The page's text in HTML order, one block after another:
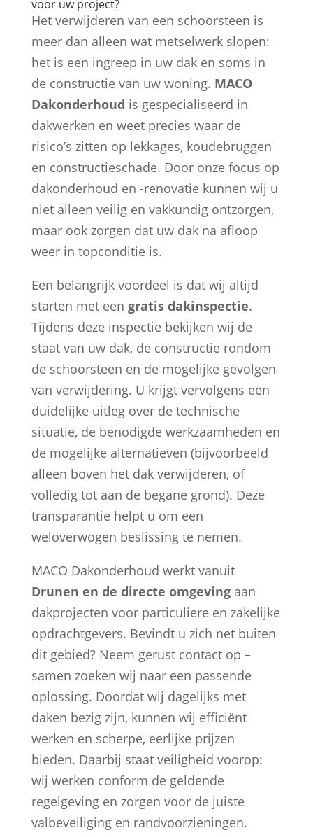
voor uw project?
Het verwijderen van een schoorsteen is
meer dan alleen wat metselwerk slopen:
het is een ingreep in uw dak en soms in
de constructie van uw woning. MACO
Dakonderhoud is gespecialiseerd in
dakwerken en weet precies waar de
risico’s zitten op lekkages, koudebruggen
en constructieschade. Door onze focus op
dakonderhoud en -renovatie kunnen wij u
niet alleen veilig en vakkundig ontzorgen,
maar ook zorgen dat uw dak na afloop
weer in topconditie is.
Een belangrijk voordeel is dat wij altijd
starten met een gratis dakinspectie.
Tijdens deze inspectie bekijken wij de
staat van uw dak, de constructie rondom
de schoorsteen en de mogelijke gevolgen
van verwijdering. U krijgt vervolgens een
duidelijke uitleg over de technische
situatie, de benodigde werkzaamheden en
de mogelijke alternatieven (bijvoorbeeld
alleen boven het dak verwijderen, of
volledig tot aan de begane grond). Deze
transparantie helpt u om een
weloverwogen beslissing te nemen.
MACO Dakonderhoud werkt vanuit
Drunen en de directe omgevingaan
dakprojecten voor particuliere en zakelijke
opdrachtgevers. Bevindt u zich net buiten
dit gebied? Neem gerust contact op –
samen zoeken wij naar een passende
oplossing. Doordat wij dagelijks met
daken bezig zijn, kunnen wij efficiënt
werken en scherpe, eerlijke prijzen
bieden. Daarbij staat veiligheid voorop:
wij werken conform de geldende
regelgeving en zorgen voor de juiste
valbeveiliging en randvoorzieningen.